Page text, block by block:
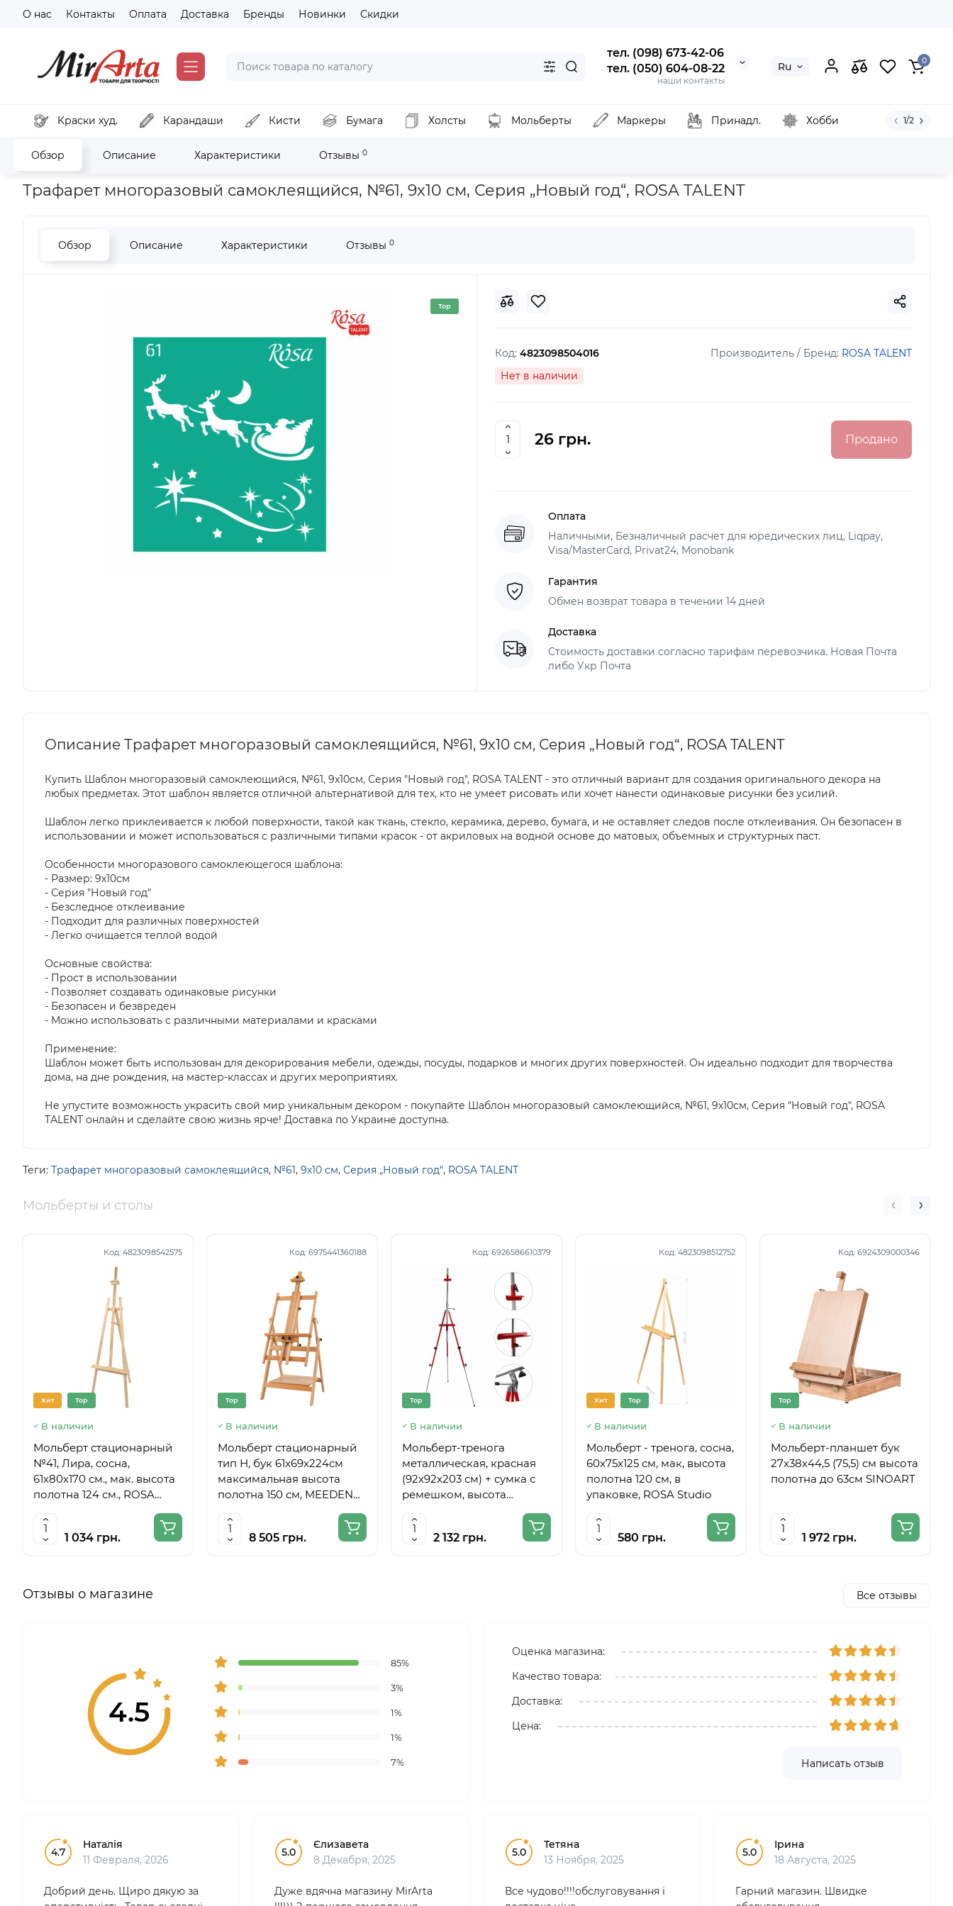
О нас Контакты Оплата Доставка Бренды Новинки Скидки
тел. (098) 673-42-06
тел. (050) 604-08-22
наши контакты
Ru 0
Краски худ. Карандаши Кисти Бумага Холсты Мольберты Маркеры Принадл. Хобби 1/2
Обзор Описание Характеристики Отзывы 0
Главная Хобби и декор Инструменты и вспомогательные материалы для декора
Трафарет многоразовый самоклеящийся, №61, 9х10 см, Серия „Новый год“, ROSA TALENT
Обзор Описание Характеристики Отзывы 0
Top
Код: 4823098504016 Производитель / Бренд: ROSA TALENT
Нет в наличии
26 грн. Продано
Оплата
Наличными, Безналичный расчет для юредических лиц, Liqpay,
Visa/MasterCard, Privat24, Monobank
Гарантия
Обмен возврат товара в течении 14 дней
Доставка
Стоимость доставки согласно тарифам перевозчика. Новая Почта
либо Укр Почта
Описание Трафарет многоразовый самоклеящийся, №61, 9х10 см, Серия „Новый год“, ROSA TALENT
Купить Шаблон многоразовый самоклеющийся, №61, 9х10см, Серия "Новый год", ROSA TALENT - это отличный вариант для создания оригинального декора на
любых предметах. Этот шаблон является отличной альтернативой для тех, кто не умеет рисовать или хочет нанести одинаковые рисунки без усилий.
Шаблон легко приклеивается к любой поверхности, такой как ткань, стекло, керамика, дерево, бумага, и не оставляет следов после отклеивания. Он безопасен в
использовании и может использоваться с различными типами красок - от акриловых на водной основе до матовых, объемных и структурных паст.
Особенности многоразового самоклеющегося шаблона:
- Размер: 9х10см
- Серия "Новый год"
- Безследное отклеивание
- Подходит для различных поверхностей
- Легко очищается теплой водой
Основные свойства:
- Прост в использовании
- Позволяет создавать одинаковые рисунки
- Безопасен и безвреден
- Можно использовать с различными материалами и красками
Применение:
Шаблон может быть использован для декорирования мебели, одежды, посуды, подарков и многих других поверхностей. Он идеально подходит для творчества
дома, на дне рождения, на мастер-классах и других мероприятиях.
Не упустите возможность украсить свой мир уникальным декором - покупайте Шаблон многоразовый самоклеющийся, №61, 9х10см, Серия "Новый год", ROSA
TALENT онлайн и сделайте свою жизнь ярче! Доставка по Украине доступна.
Теги: Трафарет многоразовый самоклеящийся, №61, 9х10 см, Серия „Новый год“, ROSA TALENT
Мольберты и столы
Код: 4823098542575
Хит Top
В наличии
Мольберт стационарный
№41, Лира, сосна,
61х80х170 см., мак. высота
полотна 124 см., ROSA
1 034 грн.
Код: 6975441360188
Top
В наличии
Мольберт стационарный
тип Н, бук 61x69x224см
максимальная высота
полотна 150 см, MEEDEN
8 505 грн.
Код: 6926586610379
Top
В наличии
Мольберт-тренога
металлическая, красная
(92х92х203 см) + сумка с
ремешком, высота
полотна до 78 см,D,K,ART
CRAFT
2 132 грн.
Код: 4823098512752
Хит Top
В наличии
Мольберт - тренога, сосна,
60х75х125 см, мак, высота
полотна 120 см, в
упаковке, ROSA Studio
580 грн.
Код: 6924309000346
Top
В наличии
Мольберт-планшет бук
27х38х44,5 (75,5) см высота
полотна до 63см SINOART
1 972 грн.
Отзывы о магазине Все отзывы
4.5
85%
3%
1%
1%
7%
Оценка магазина:
Качество товара:
Доставка:
Цена:
Написать отзыв
4.7
Наталія
11 Февраля, 2026
Добрий день. Щиро дякую за
5.0
Єлизавета
8 Декабря, 2025
Дуже вдячна магазину MirArta
5.0
Тетяна
13 Ноября, 2025
Все чудово!!!!обслуговування і
5.0
Ірина
18 Августа, 2025
Гарний магазин. Швидке